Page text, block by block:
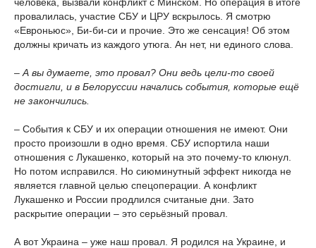
провалилась, участие СБУ и ЦРУ вскрылось. Я смотрю
«Евроньюс», Би-би-си и прочие. Это же сенсация! Об этом
должны кричать из каждого утюга. Ан нет, ни единого слова.
– А вы думаете, это провал? Они ведь цели-то своей
достигли, и в Белоруссии начались события, которые ещё
не закончились.
– События к СБУ и их операции отношения не имеют. Они
просто произошли в одно время. СБУ испортила наши
отношения с Лукашенко, который на это почему-то клюнул.
Но потом исправился. Но сиюминутный эффект никогда не
является главной целью спецоперации. А конфликт
Лукашенко и России продлился считаные дни. Зато
раскрытие операции – это серьёзный провал.
А вот Украина – уже наш провал. Я родился на Украине, и